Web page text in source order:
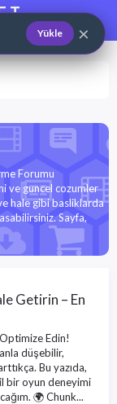
Forumu
ve guncel cozumler
hale gibi basliklarda
Sayfa,
Getirin – En
Edin!
düşebilir,
Bu yazıda,
bir oyun deneyimi
🌍 Chunk...
Yükle ×